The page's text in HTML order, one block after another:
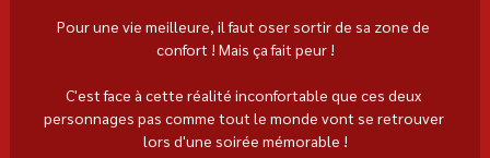
Pour une vie meilleure, il faut oser sortir de sa zone de
confort ! Mais ça fait peur !
C'est face à cette réalité inconfortable que ces deux
personnages pas comme tout le monde vont se retrouver
lors d'une soirée mémorable !